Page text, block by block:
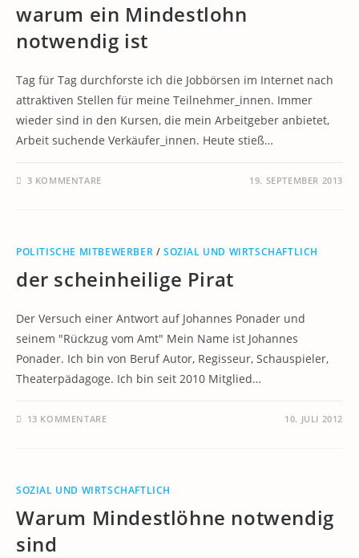
warum ein Mindestlohn
notwendig ist
Tag für Tag durchforste ich die Jobbörsen im Internet nach
attraktiven Stellen für meine Teilnehmer_innen. Immer
wieder sind in den Kursen, die mein Arbeitgeber anbietet,
Arbeit suchende Verkäufer_innen. Heute stieß…
3 KOMMENTARE 19. SEPTEMBER 2013
POLITISCHE MITBEWERBER /SOZIAL UND WIRTSCHAFTLICH
der scheinheilige Pirat
Der Versuch einer Antwort auf Johannes Ponader und
seinem "Rückzug vom Amt" Mein Name ist Johannes
Ponader. Ich bin von Beruf Autor, Regisseur, Schauspieler,
Theaterpädagoge. Ich bin seit 2010 Mitglied…
13 KOMMENTARE 10. JULI 2012
SOZIAL UND WIRTSCHAFTLICH
Warum Mindestlöhne notwendig
sind